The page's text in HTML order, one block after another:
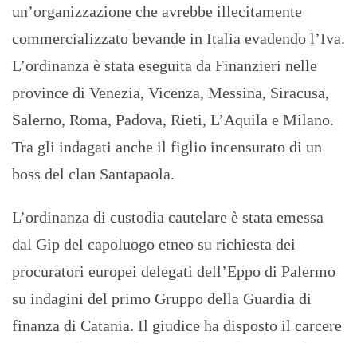
un’organizzazione che avrebbe illecitamente
commercializzato bevande in Italia evadendo l’Iva.
L’ordinanza è stata eseguita da Finanzieri nelle
province di Venezia, Vicenza, Messina, Siracusa,
Salerno, Roma, Padova, Rieti, L’Aquila e Milano.
Tra gli indagati anche il figlio incensurato di un
boss del clan Santapaola.
L’ordinanza di custodia cautelare è stata emessa
dal Gip del capoluogo etneo su richiesta dei
procuratori europei delegati dell’Eppo di Palermo
su indagini del primo Gruppo della Guardia di
finanza di Catania. Il giudice ha disposto il carcere